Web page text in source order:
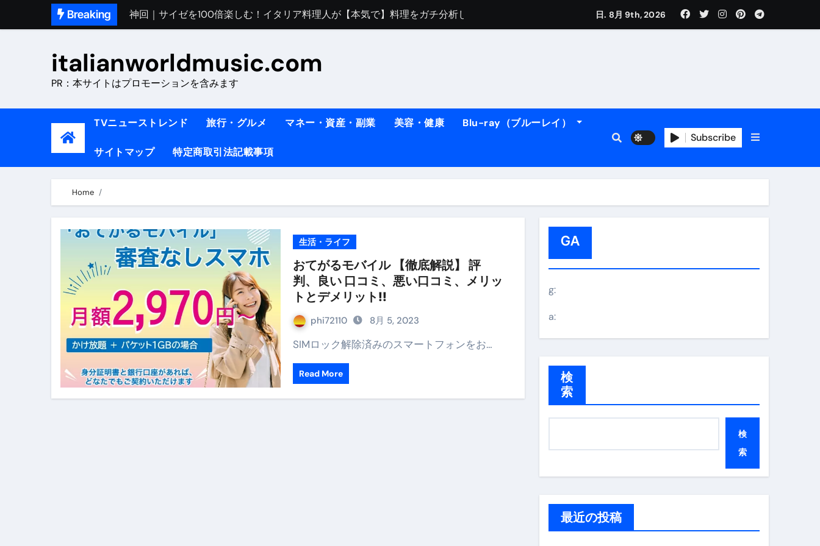
Breaking
初めてのイタリアで色気を出しすぎてほんまに申し訳ない件
イタリア人シェフに教わった｜ズッキーニのパスタ
イタリアNo. 1肉料理【ポルケッタ】スーパーの豚肉が大変身#shorts
南イタリアの楽園・ポジターノ＆アマルフィ海岸へ！
トラブル回避のリアルな裏技アド
ラビッド・ドッグズ （ブルーレイディスク）
TRUE COLORS （ブルーレイディスク）
TRUE COLORS
イタリア料理店【営業風景】週末ビリビリのランチ営業
笑む窓のある家 4K修復版 （ブルーレイディスク）
ゼダー/死霊の復活祭 （ブルーレイディスク）
死ぬまでに行きたい！【３つ星】ベストレストランを体験してみた結果…
【Vlog：July 2025】マリナと過ごしたイタリア
日. 8月 9th, 2026
italianworldmusic.com
PR：本サイトはプロモーションを含みます
TVニューストレンド 旅行・グルメ マネー・資産・副業 美容・健康 Blu-ray（ブルーレイ）
サイトマップ 特定商取引法記載事項
Subscribe
Home
生活・ライフ
おてがるモバイル 【徹底解説】 評
判、良い 口コミ、悪い口コミ、メリッ
トとデメリット!!
phi72110 8月 5, 2023
SIMロック解除済みのスマートフォンをお…
Read More
GA
g:
a:
検
索
検
索
最近の投稿